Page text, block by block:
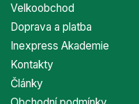
Velkoobchod
Doprava a platba
Inexpress Akademie
Kontakty
Články